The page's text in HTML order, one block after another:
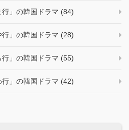
」の韓国ドラマ (84)
」の韓国ドラマ (28)
」の韓国ドラマ (55)
」の韓国ドラマ (42)